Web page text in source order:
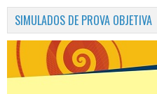
SIMULADOS DE PROVA OBJETIVA